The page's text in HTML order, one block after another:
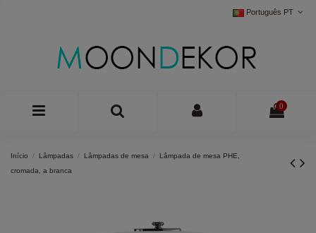
Português PT
0
Início Lâmpadas Lâmpadas de mesa
Lâmpada de mesa PHE,
cromada, a branca